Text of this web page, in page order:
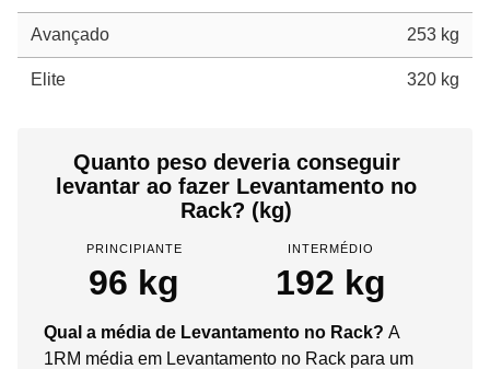
Avançado 253 kg
Elite 320 kg
Quanto peso deveria conseguir
levantar ao fazer Levantamento no
Rack? (kg)
PRINCIPIANTE
96 kg
INTERMÉDIO
192 kg
Qual a média de Levantamento no Rack? A
1RM média em Levantamento no Rack para um